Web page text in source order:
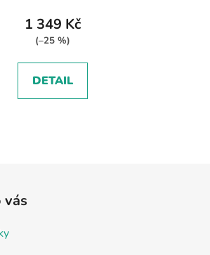
1 349 Kč
(–25 %)
DETAIL
vás